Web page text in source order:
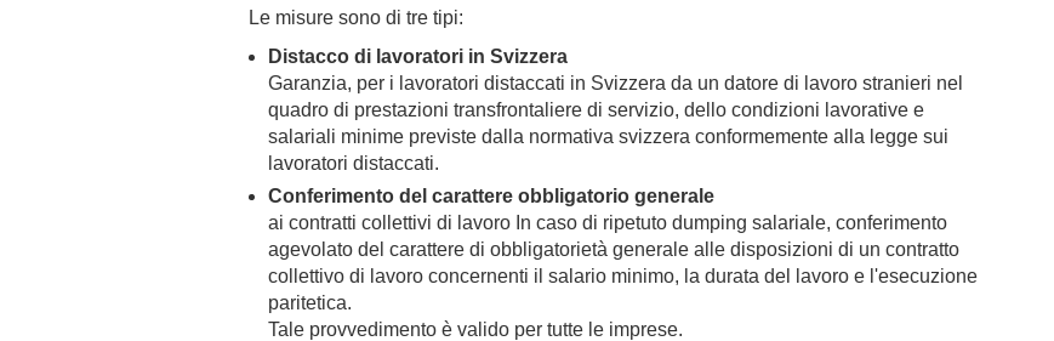
Le misure sono di tre tipi:
Distacco di lavoratori in Svizzera
Garanzia, per i lavoratori distaccati in Svizzera da un datore di lavoro stranieri nel
quadro di prestazioni transfrontaliere di servizio, dello condizioni lavorative e
salariali minime previste dalla normativa svizzera conformemente alla legge sui
lavoratori distaccati.
Conferimento del carattere obbligatorio generale
ai contratti collettivi di lavoro In caso di ripetuto dumping salariale, conferimento
agevolato del carattere di obbligatorietà generale alle disposizioni di un contratto
collettivo di lavoro concernenti il salario minimo, la durata del lavoro e l'esecuzione
paritetica.
Tale provvedimento è valido per tutte le imprese.